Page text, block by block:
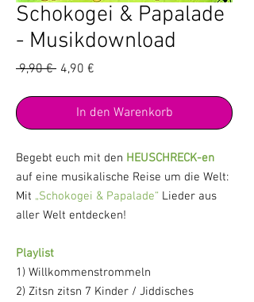
Schokogei & Papalade
- Musikdownload
9,90 € Standardpreis
4,90 €
In den Warenkorb
Begebt euch mit den HEUSCHRECK-en
auf eine musikalische Reise um die Welt:
Mit „Schokogei & Papalade“ Lieder aus
aller Welt entdecken!
Playlist
1) Willkommenstrommeln
2) Zitsn zitsn 7 Kinder / Jiddisches